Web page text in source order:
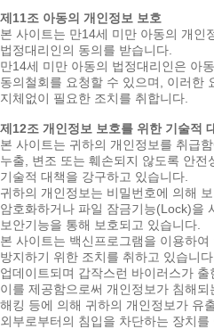
제11조 아동의 개인정보 보호
본 사이트는 만14세 미만 아동의 개인
법정대리인의 동의를 받습니다.
만14세 미만 아동의 법정대리인은 아
동의철회를 요청할 수 있으며, 이러한
지체없이 필요한 조치를 취합니다.
제12조 개인정보 보호를 위한 기술적
본 사이트는 귀하의 개인정보를 취급
누출, 변조 또는 훼손되지 않도록 안전
기술적 대책을 강구하고 있습니다.
귀하의 개인정보는 비밀번호에 의해
암호화하거나 파일 잠금기능(Lock)을
보안기능을 통해 보호되고 있습니다.
본 사이트는 백신프로그램을 이용하
방지하기 위한 조치를 취하고 있습니
업데이트되며 갑작스런 바이러스가
이를 제공함으로써 개인정보가 침해되
해킹 등에 의해 귀하의 개인정보가 유
외부로부터의 침입을 차단하는 장치를